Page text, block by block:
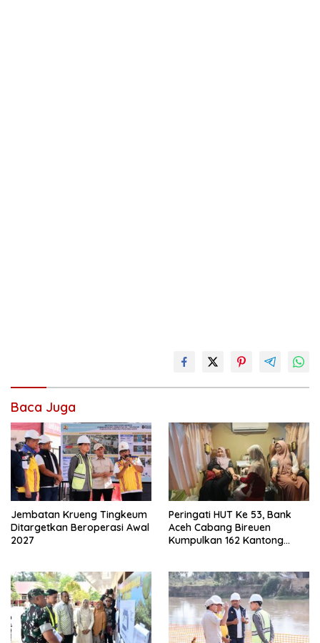
Baca Juga
Jembatan Krueng Tingkeum
Ditargetkan Beroperasi Awal
2027
Peringati HUT Ke 53, Bank
Aceh Cabang Bireuen
Kumpulkan 162 Kantong